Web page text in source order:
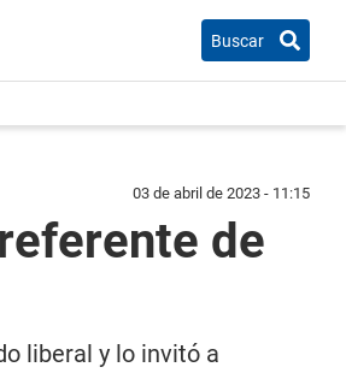
Buscar
03 de abril de 2023 - 11:15
de
liberal y lo invitó a